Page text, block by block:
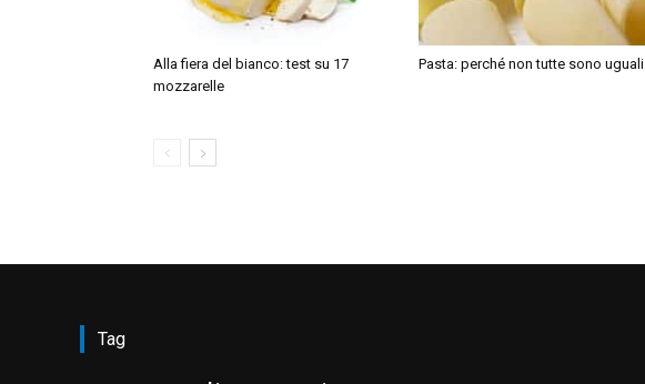
Alla fiera del bianco: test su 17
mozzarelle
Pasta: perché non tutte sono uguali
Tag